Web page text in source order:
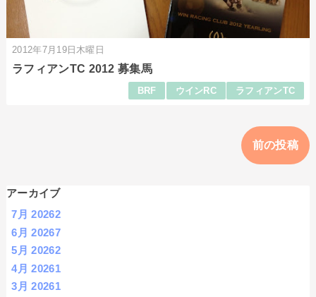
2012年7月19日木曜日
ラフィアンTC 2012 募集馬
BRF ウインRC ラフィアンTC
前の投稿
アーカイブ
7月 20262
6月 20267
5月 20262
4月 20261
3月 20261